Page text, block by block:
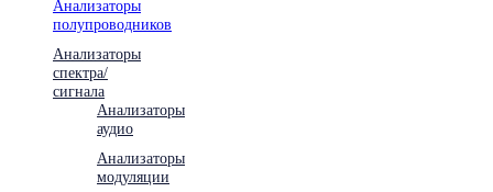
Анализаторы
полупроводников
Анализаторы
спектра/
сигнала
Анализаторы
аудио
Анализаторы
модуляции